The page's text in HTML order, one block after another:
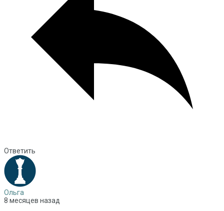
Ответить
Ольга
8 месяцев назад